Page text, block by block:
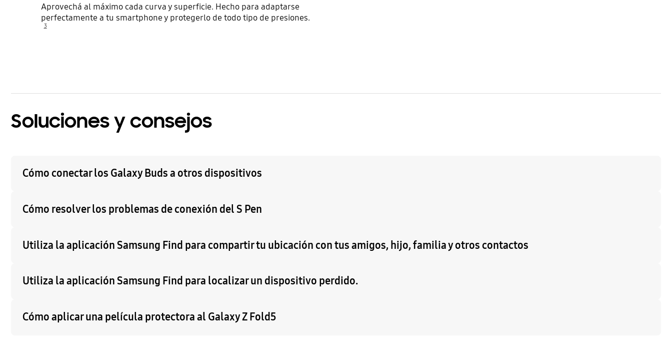
Aprovechá al máximo cada curva y superficie. Hecho para adaptarse
perfectamente a tu smartphone y protegerlo de todo tipo de presiones.
3
Soluciones y consejos
Cómo conectar los Galaxy Buds a otros dispositivos
Cómo resolver los problemas de conexión del S Pen
Utiliza la aplicación Samsung Find para compartir tu ubicación con tus amigos, hijo, familia y otros contactos
Utiliza la aplicación Samsung Find para localizar un dispositivo perdido.
Cómo aplicar una película protectora al Galaxy Z Fold5